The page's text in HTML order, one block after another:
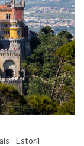
- Estoril